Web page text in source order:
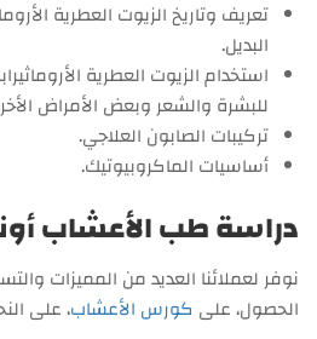
تعريف وتاريخ الزيوت العطرية
البديل.
استخدام الزيوت العطرية
للبشرة والشعر وبعض الأمراض
تركيبات الصابون العلاجي.
أساسيات الماكروبيوتيك.
دراسة طب الأعشاب
نوفر لعملائنا العديد من المميزات
الحصول، على كورس الأعشاب، على